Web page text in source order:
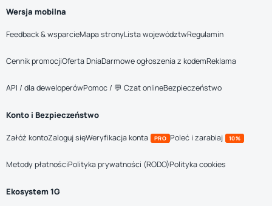
Wersja mobilna
Feedback & wsparcieMapa stronyLista województwRegulamin
Cennik promocjiOferta DniaDarmowe ogłoszenia z kodemReklama
API / dla deweloperówPomoc / 💬 Czat onlineBezpieczeństwo
Konto i Bezpieczeństwo
Załóż kontoZaloguj sięWeryfikacja konta PRO Poleć i zarabiaj 10%
Metody płatnościPolityka prywatności (RODO)Polityka cookies
Ekosystem 1G